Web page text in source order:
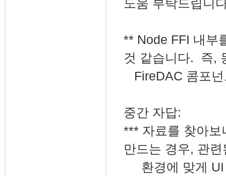
도움 부탁드립니
** Node FFI 내부
것 같습니다. 즉,
FireDAC 콤포넌
중간 자답:
*** 자료를 찾아보
만드는 경우, 관
환경에 맞게 UI